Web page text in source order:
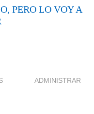
PERO LO VOY A
ADMINISTRAR